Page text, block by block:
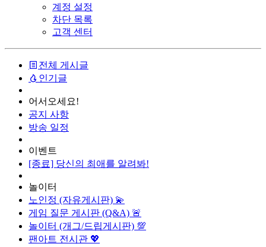
계정 설정
차단 목록
고객 센터
전체 게시글
인기글
어서오세요!
공지 사항
방송 일정
이벤트
[종료] 당신의 최애를 알려봐!
놀이터
노인정 (자유게시판) 💫
게임 질문 게시판 (Q&A) 🚨
놀이터 (개그/드립게시판) 💯
팬아트 전시관 💖